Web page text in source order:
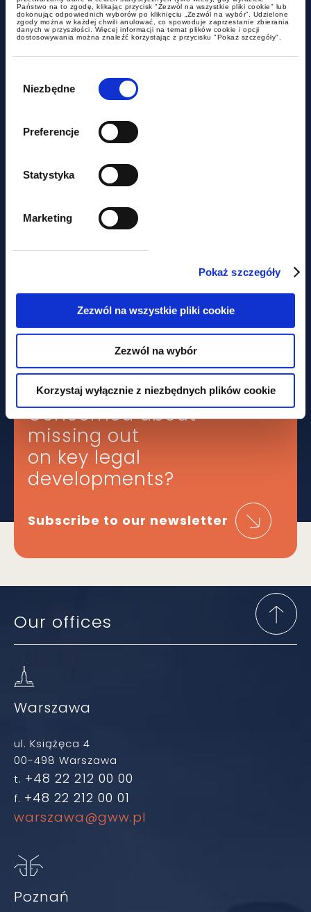
Państwo na to zgodę, klikając przycisk "Zezwól na wszystkie pliki cookie" lub
dokonując odpowiednich wyborów po kliknięciu „Zezwól na wybór”. Udzielone
zgody można w każdej chwili anulować, co spowoduje zaprzestanie zbierania
danych w przyszłości. Więcej informacji na temat plików cookie i opcji
dostosowywania można znaleźć korzystając z przycisku "Pokaż szczegóły".
zgody
Niezbędne
Preferencje
Statystyka
Marketing
Pokaż szczegóły
Zezwól na wszystkie pliki cookie
Zezwól na wybór
Korzystaj wyłącznie z niezbędnych plików cookie
news
New regulations on transparency
of remuneration in the
recruitment process
LABOUR LAW NEWSLETTER –
collective labour agreements
under new rules
Concerned about
missing out
on key legal
developments?
Subscribe to our newsletter
Our offices
Warszawa
ul. Książęca 4
00-498 Warszawa
t. +48 22 212 00 00
f. +48 22 212 00 01
warszawa@gww.pl
Poznań